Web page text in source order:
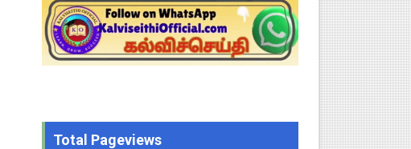
கல்வி, வேலைவாய்ப்பு, மகளிர் நலன் & புதிய திட்டங்களின் முழு
- தொடக்கக் கல்வித் துறை சுற்றறிக்கை!
தற்காலிக மதிப்பெண் சான்றிதழ் பதிவிறக்கம் செய்வது எப்படி? DGE முக்கிய
Total Pageviews